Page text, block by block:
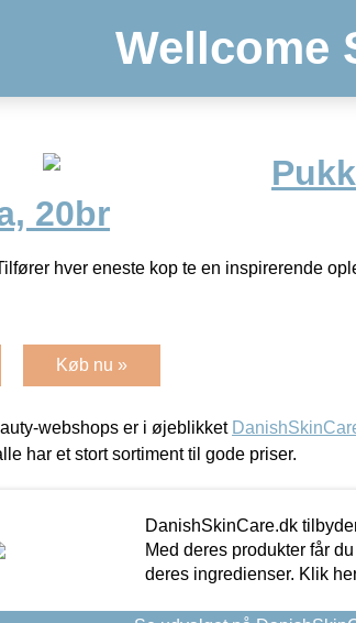
Wellcome
20br
hver eneste kop te en inspirerende
Køb nu »
webshops er i øjeblikket
har et stort sortiment til gode priser.
DanishSkinCare.dk
Med deres produkter får
deres ingredienser. Klik